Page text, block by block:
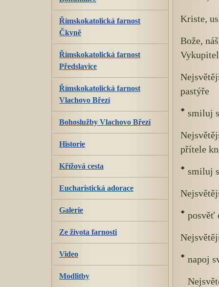
Kriste,
Bože,
pastýře
smiluj
přítele
smiluj
posvěť
napoj
Římskokatolická farnost
Čkyně
Římskokatolická farnost
Předslavice
Římskokatolická farnost
Vlachovo Březí
Bohoslužby Vlachovo Březí
Historie
Křížová cesta
Eucharistická adorace
Galerie
Ze života farnosti
Video
Modlitby